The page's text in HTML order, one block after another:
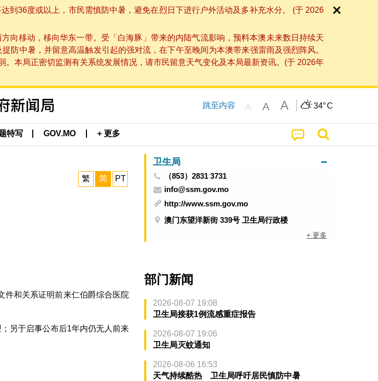
到36度或以上，市民需慎防中暑，避免在烈日下进行户外活动及多补充水分。 (于 2026
向移动，移向华东一带。受「白海豚」带来的内陆气流影响，预料本澳未来数日持续天
防中暑，并留意高温触发引起的强对流，在下午至晚间为本澳带来强雷雨及强烈阵风。
本局正密切监测有关系统发展情况，请市民留意天气变化及本局最新资讯。(于 2026年
跳至内容 A A A 34°C
特写 GOV.MO + 更多
繁 简 PT
件和关系证明前来仁伯爵综合医院
另于启事公布后1年内仍无人前来
卫生局
（853）2831 3731
info@ssm.gov.mo
http://www.ssm.gov.mo
澳门东望洋新街 339号 卫生局行政楼
+ 更多
部门新闻
2026-08-07 19:08
卫生局接获1例流感重症报告
2026-08-07 19:06
卫生局灭蚊通知
2026-08-06 16:53
天气持续酷热 卫生局呼吁居民慎防中暑